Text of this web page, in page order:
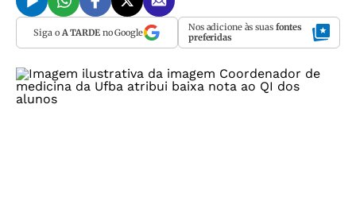
Siga o A TARDEno Google Nos adicione às suas fontes
preferidas